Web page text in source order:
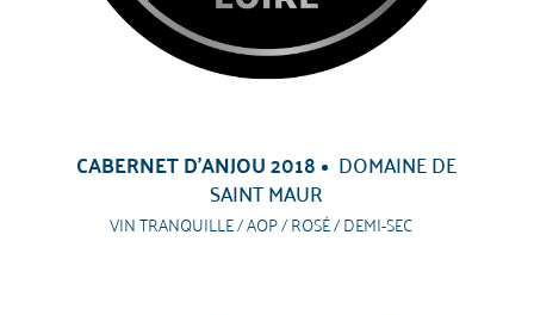
CABERNET D'ANJOU 2018 DOMAINE DE
SAINT MAUR
VIN TRANQUILLE / AOP / ROSÉ / DEMI-SEC